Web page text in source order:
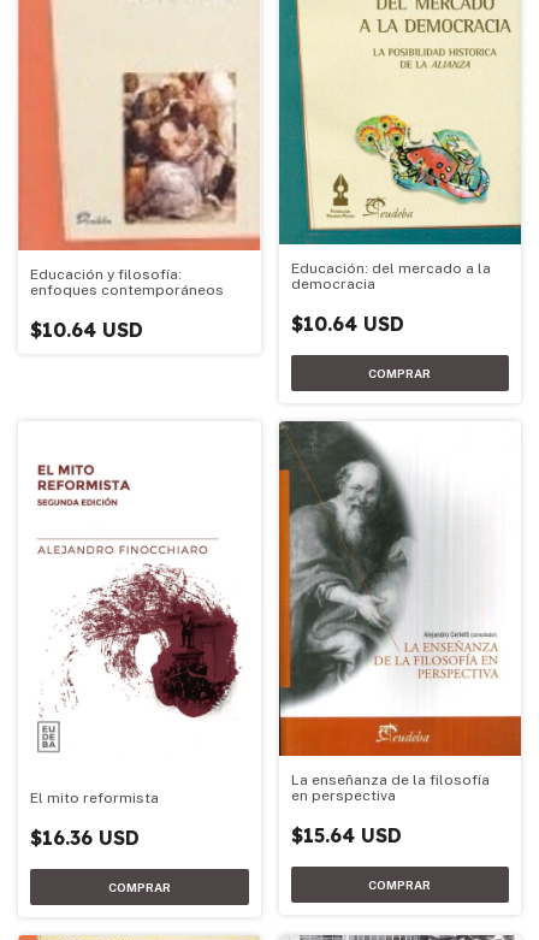
Educación y filosofía:
enfoques contemporáneos
$10.64 USD
Educación: del mercado a la
democracia
$10.64 USD
El mito reformista
$16.36 USD
La enseñanza de la filosofía
en perspectiva
$15.64 USD